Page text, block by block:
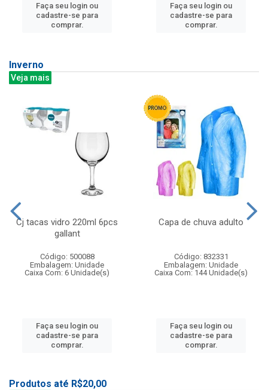
Faça seu login ou
cadastre-se para
comprar.
Faça seu login ou
cadastre-se para
comprar.
Inverno
Veja mais
Cj tacas vidro 220ml 6pcs
gallant
Código: 500088
Embalagem: Unidade
Caixa Com: 6 Unidade(s)
Faça seu login ou
cadastre-se para
comprar.
Capa de chuva adulto
Código: 832331
Embalagem: Unidade
Caixa Com: 144 Unidade(s)
Faça seu login ou
cadastre-se para
comprar.
Produtos até R$20,00